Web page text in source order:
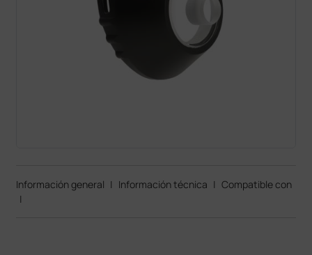
Información general | Información técnica | Compatible con
|